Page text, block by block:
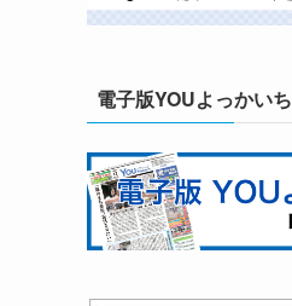
電子版YOUよっかいち